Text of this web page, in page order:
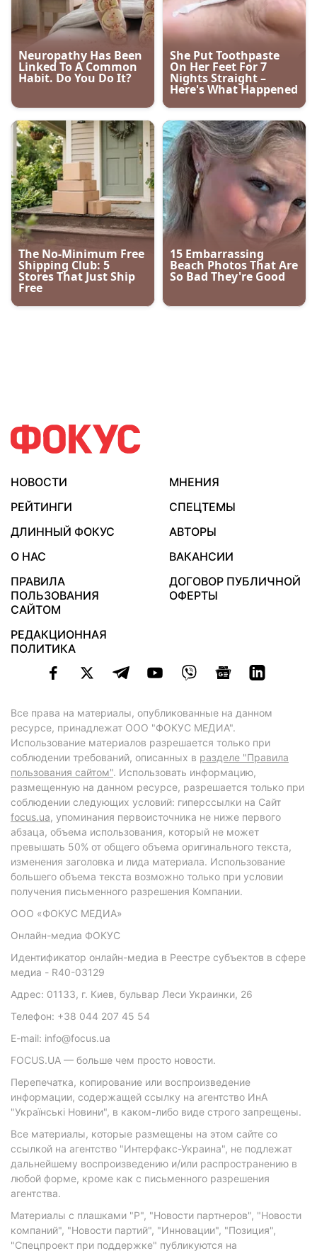
НОВОСТИ
МНЕНИЯ
РЕЙТИНГИ
СПЕЦТЕМЫ
ДЛИННЫЙ ФОКУС
АВТОРЫ
О НАС
ВАКАНСИИ
ПРАВИЛА
ПОЛЬЗОВАНИЯ
САЙТОМ
ДОГОВОР ПУБЛИЧНОЙ
ОФЕРТЫ
РЕДАКЦИОННАЯ
ПОЛИТИКА
Все права на материалы, опубликованные на данном
ресурсе, принадлежат ООО "ФОКУС МЕДИА".
Использование материалов разрешается только при
соблюдении требований, описанных в разделе "Правила
пользования сайтом". Использовать информацию,
размещенную на данном ресурсе, разрешается только при
соблюдении следующих условий: гиперссылки на Сайт
focus.ua, упоминания первоисточника не ниже первого
абзаца, объема использования, который не может
превышать 50% от общего объема оригинального текста,
изменения заголовка и лида материала. Использование
большего объема текста возможно только при условии
получения письменного разрешения Компании.
ООО «ФОКУС МЕДИА»
Онлайн-медиа ФОКУС
Идентификатор онлайн-медиа в Реестре субъектов в сфере
медиа - R40-03129
Адрес: 01133, г. Киев, бульвар Леси Украинки, 26
Телефон: +38 044 207 45 54
E-mail: info@focus.ua
FOCUS.UA — больше чем просто новости.
Перепечатка, копирование или воспроизведение
информации, содержащей ссылку на агентство ИнА
"Українські Новини", в каком-либо виде строго запрещены.
Все материалы, которые размещены на этом сайте со
ссылкой на агентство "Интерфакс-Украина", не подлежат
дальнейшему воспроизведению и/или распространению в
любой форме, кроме как с письменного разрешения
агентства.
Материалы с плашками "Р", "Новости партнеров", "Новости
компаний", "Новости партий", "Инновации", "Позиция",
"Спецпроект при поддержке" публикуются на